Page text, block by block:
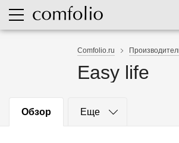
Comfolio.ru
Easy life
Обзор Еще